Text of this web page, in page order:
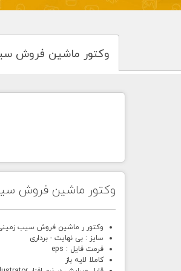
وکتور ماشین فروش
وکتور ماشین فروش
وکتور ر ماشین فروش سیب
سایز : بی نهایت - برداری
فرمت فایل : eps
کاملا لایه باز